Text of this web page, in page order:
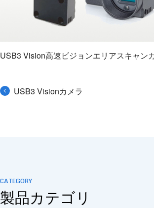
USB3 Vision高速ビジョンエリアスキャン
USB3 Visionカメラ
CATEGORY
製品カテゴリ